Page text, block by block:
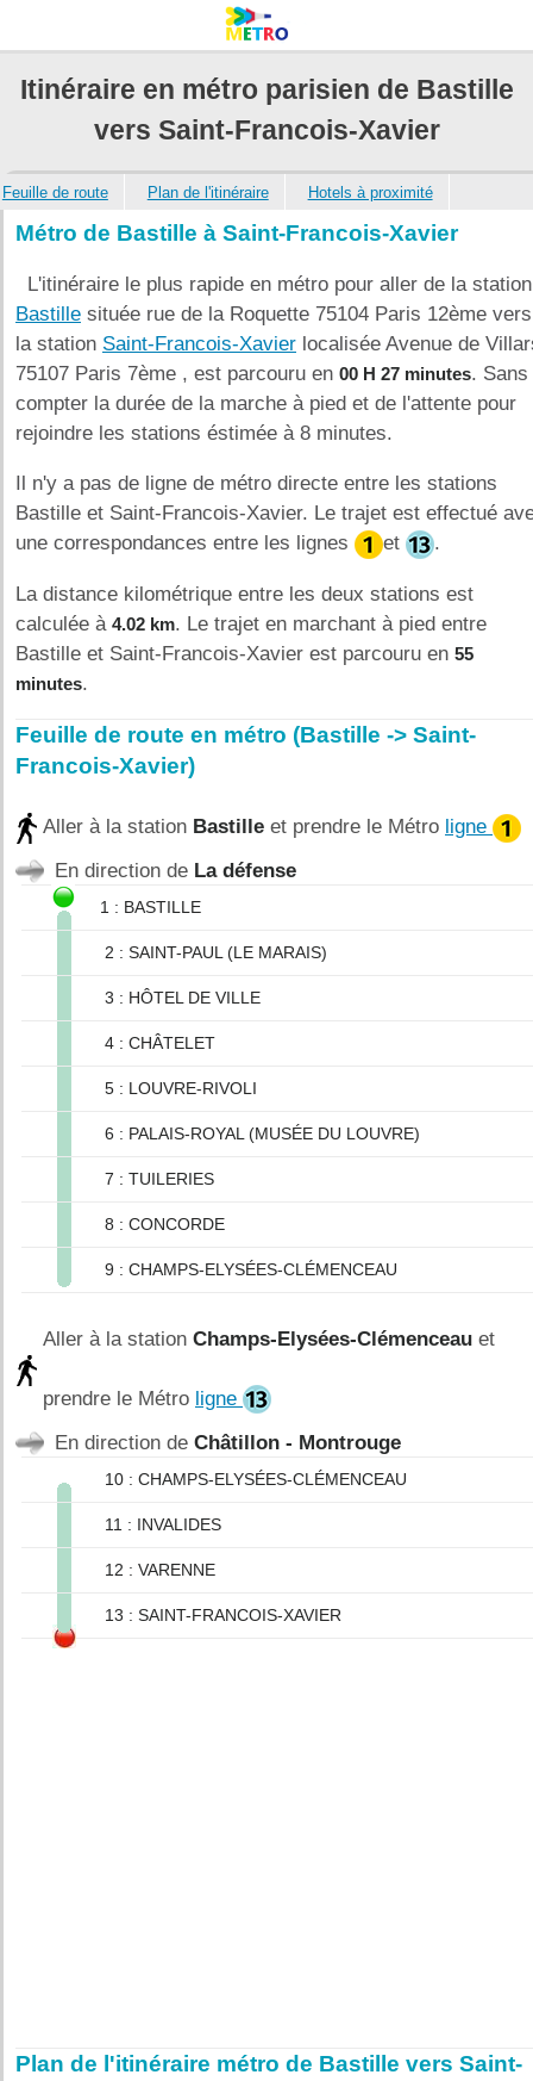
Itinéraire en métro parisien de Bastille
vers Saint-Francois-Xavier
Feuille de route Plan de l'itinéraire Hotels à proximité
Métro de Bastille à Saint-Francois-Xavier
L'itinéraire le plus rapide en métro pour aller de la station
Bastille située rue de la Roquette 75104 Paris 12ème vers
la station Saint-Francois-Xavier localisée Avenue de
75107 Paris 7ème , est parcouru en 00 H 27 minutes. Sans
compter la durée de la marche à pied et de l'attente pour
rejoindre les stations éstimée à 8 minutes.
Il n'y a pas de ligne de métro directe entre les stations
Bastille et Saint-Francois-Xavier. Le trajet est effectué
une correspondances entre les lignes
et .
La distance kilométrique entre les deux stations est
calculée à 4.02 km. Le trajet en marchant à pied entre
Bastille et Saint-Francois-Xavier est parcouru en 55
minutes.
Feuille de route en métro (Bastille -> Saint-
Francois-Xavier)
Aller à la station Bastille et prendre le Métro ligne
En direction de La défense
1 : BASTILLE
2 : SAINT-PAUL (LE MARAIS)
3 : HÔTEL DE VILLE
4 : CHÂTELET
5 : LOUVRE-RIVOLI
6 : PALAIS-ROYAL (MUSÉE DU LOUVRE)
7 : TUILERIES
8 : CONCORDE
9 : CHAMPS-ELYSÉES-CLÉMENCEAU
Aller à la station Champs-Elysées-Clémenceau et
prendre le Métro ligne
En direction de Châtillon - Montrouge
10 : CHAMPS-ELYSÉES-CLÉMENCEAU
11 : INVALIDES
12 : VARENNE
13 : SAINT-FRANCOIS-XAVIER
Plan de l'itinéraire métro de Bastille vers Saint-